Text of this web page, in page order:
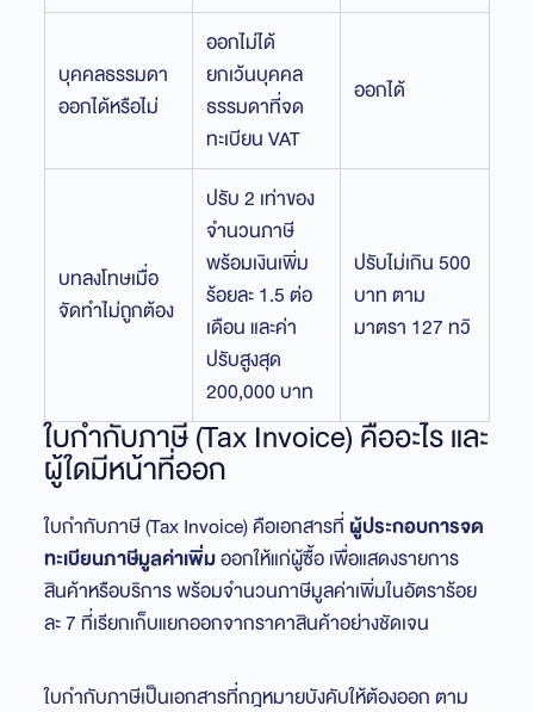
บุคคลธรรมดา
ออกได้หรือไม่
ออกไม่ได้
ยกเว้นบุคคล
ธรรมดาที่จด
ทะเบียน VAT
ออกได้
บทลงโทษเมื่อ
จัดทำไม่ถูกต้อง
ปรับ 2 เท่าของ
จำนวนภาษี
พร้อมเงินเพิ่ม
ร้อยละ 1.5 ต่อ
เดือน และค่า
ปรับสูงสุด
200,000 บาท
ปรับไม่เกิน 500
บาท ตาม
มาตรา 127 ทวิ
ใบกำกับภาษี (Tax Invoice) คืออะไร และ
ผู้ใดมีหน้าที่ออก
ใบกำกับภาษี (Tax Invoice) คือเอกสารที่ผู้ประกอบการจด
ทะเบียนภาษีมูลค่าเพิ่มออกให้แก่ผู้ซื้อ เพื่อแสดงรายการ
สินค้าหรือบริการ พร้อมจำนวนภาษีมูลค่าเพิ่มในอัตราร้อย
ละ 7 ที่เรียกเก็บแยกออกจากราคาสินค้าอย่างชัดเจน
ใบกำกับภาษีเป็นเอกสารที่กฎหมายบังคับให้ต้องออก ตาม